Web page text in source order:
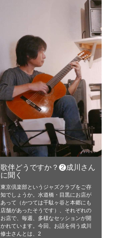
歌伴どうですか？❷成川さん
に聞く
東京倶楽部というジャズクラブをご存
知でしょうか。水道橋・目黒にお店が
あって（かつては千駄ヶ谷と本郷にも
店舗があったそうです）、それぞれの
お店で、毎週、多様なセッションが開
かれています。今回、お話を伺う成川
修士さんとは、2